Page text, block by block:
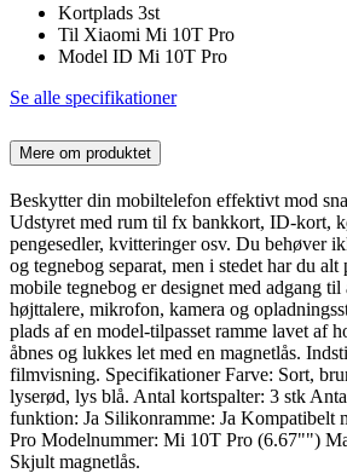
Kortplads 3st
Til Xiaomi Mi 10T Pro
Model ID Mi 10T Pro
Se alle specifikationer
Mere om produktet
Beskytter din mobiltelefon effektivt mod
Udstyret med rum til fx bankkort, ID-kort,
pengesedler, kvitteringer osv. Du behøver
og tegnebog separat, men i stedet har du alt
mobile tegnebog er designet med adgang
højttalere, mikrofon, kamera og
plads af en model-tilpasset ramme lavet af
åbnes og lukkes let med en magnetlås.
filmvisning. Specifikationer Farve: Sort,
lyserød, lys blå. Antal kortspalter: 3 stk
funktion: Ja Silikonramme: Ja Kompatibelt
Pro Modelnummer: Mi 10T Pro (6.67"")
Skjult magnetlås.